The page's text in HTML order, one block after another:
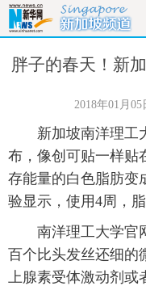
首页 时
体
时尚 思
港澳 台
科技 能
图片 视
胖子的春天！新
2018年01月05
新加坡南洋理工大
布，像创可贴一样贴
存能量的白色脂肪变
验显示，使用4周，脂
南洋理工大学官网
百个比头发丝还细的
上腺素受体激动剂或